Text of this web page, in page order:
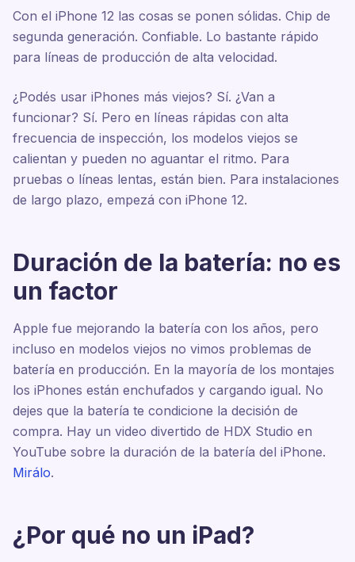
Con el iPhone 12 las cosas se ponen sólidas. Chip de
segunda generación. Confiable. Lo bastante rápido
para líneas de producción de alta velocidad.
¿Podés usar iPhones más viejos? Sí. ¿Van a
funcionar? Sí. Pero en líneas rápidas con alta
frecuencia de inspección, los modelos viejos se
calientan y pueden no aguantar el ritmo. Para
pruebas o líneas lentas, están bien. Para instalaciones
de largo plazo, empezá con iPhone 12.
Duración de la batería: no es
un factor
Apple fue mejorando la batería con los años, pero
incluso en modelos viejos no vimos problemas de
batería en producción. En la mayoría de los montajes
los iPhones están enchufados y cargando igual. No
dejes que la batería te condicione la decisión de
compra. Hay un video divertido de HDX Studio en
YouTube sobre la duración de la batería del iPhone.
Mirálo.
¿Por qué no un iPad?